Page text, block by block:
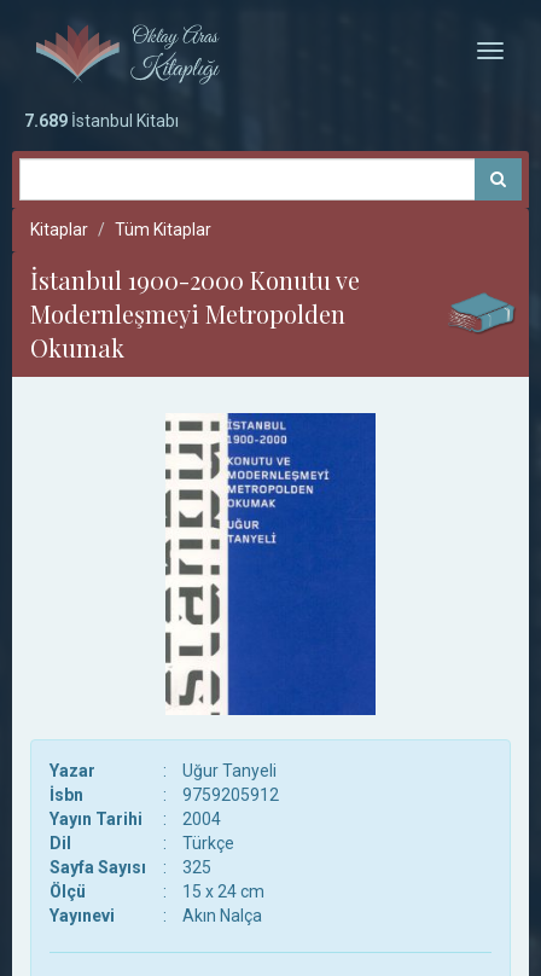
Toggle
7.689 İstanbul Kitabı
Kitaplar Tüm Kitaplar
İstanbul 1900-2000 Konutu ve
Modernleşmeyi Metropolden
Okumak
Yazar :
Uğur Tanyeli
İsbn
:
9759205912
Yayın Tarihi
:
2004
Dil
:
Türkçe
Sayfa Sayısı
:
325
Ölçü
:
15 x 24 cm
Yayınevi
: Akın Nalça